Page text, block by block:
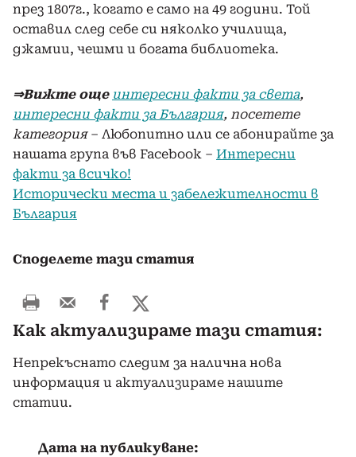
през 1807г., когато е само на 49 години. Той
оставил след себе си няколко училища,
джамии, чешми и богата библиотека.
⇒Вижте още интересни факти за света,
интересни факти за България, посетете
категория– Любопитно или се абонирайте за
нашата група във Facebook – Интересни
факти за всичко!
Исторически места и забележителности в
България
Споделете тази статия
Как актуализираме тази статия:
Непрекъснато следим за налична нова
информация и актуализираме нашите
статии.
Дата на публикуване: